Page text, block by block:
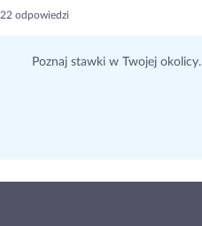
22 odpowiedzi
Poznaj stawki w Twojej okolicy.